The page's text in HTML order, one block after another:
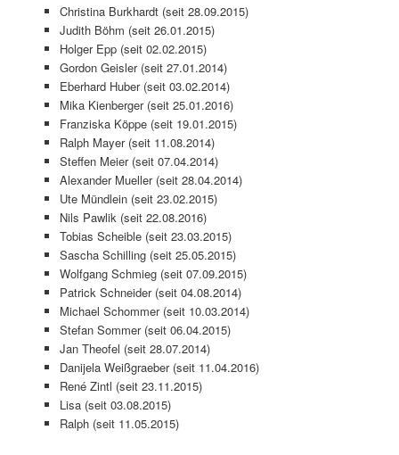
Christina Burkhardt (seit 28.09.2015)
Judith Böhm (seit 26.01.2015)
Holger Epp (seit 02.02.2015)
Gordon Geisler (seit 27.01.2014)
Eberhard Huber (seit 03.02.2014)
Mika Kienberger (seit 25.01.2016)
Franziska Köppe (seit 19.01.2015)
Ralph Mayer (seit 11.08.2014)
Steffen Meier (seit 07.04.2014)
Alexander Mueller (seit 28.04.2014)
Ute Mündlein (seit 23.02.2015)
Nils Pawlik (seit 22.08.2016)
Tobias Scheible (seit 23.03.2015)
Sascha Schilling (seit 25.05.2015)
Wolfgang Schmieg (seit 07.09.2015)
Patrick Schneider (seit 04.08.2014)
Michael Schommer (seit 10.03.2014)
Stefan Sommer (seit 06.04.2015)
Jan Theofel (seit 28.07.2014)
Danijela Weißgraeber (seit 11.04.2016)
René Zintl (seit 23.11.2015)
Lisa (seit 03.08.2015)
Ralph (seit 11.05.2015)